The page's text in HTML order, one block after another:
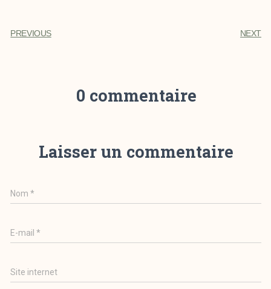
PREVIOUS NEXT
0 commentaire
Laisser un commentaire
Nom*
E-mail*
Site internet